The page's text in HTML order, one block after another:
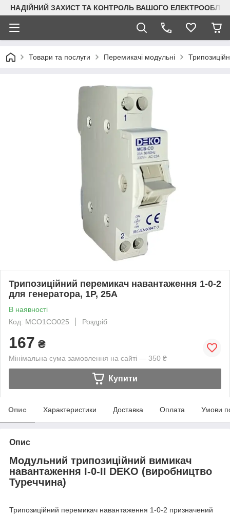
НАДІЙНИЙ ЗАХИСТ ТА КОНТРОЛЬ ВАШОГО
Товари та послуги Перемикачі модульні
Трипозиційний перемикач навантаження 1-0-2
для генератора, 1P, 25A
В наявності
Код: MCO1CO025
Роздріб
167 ₴
Мінімальна сума замовлення на сайті — 350 ₴
Купити
Опис Характеристики Доставка Оплата Умови
Опис
Модульний трипозиційний вимикач
навантаження I-0-II DEKO (виробництво
Туреччина)
Трипозиційний перемикач навантаження 1-0-2 призначений